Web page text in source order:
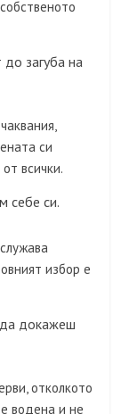
загуба на
си
всички.
себе си.
избор е
докажеш
отколкото
водена и не